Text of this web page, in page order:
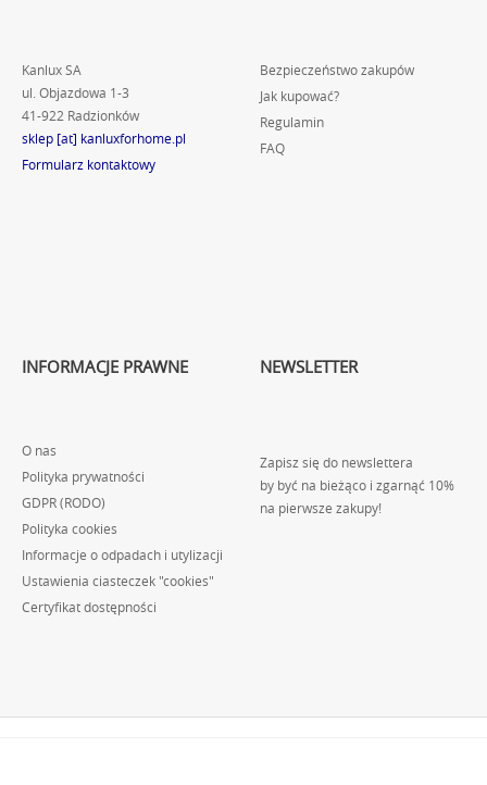
Kanlux SA
ul. Objazdowa 1-3
41-922 Radzionków
sklep [at] kanluxforhome.pl
Formularz kontaktowy
Bezpieczeństwo zakupów
Jak kupować?
Regulamin
FAQ
INFORMACJE PRAWNE
O nas
Polityka prywatności
GDPR (RODO)
Polityka cookies
Informacje o odpadach i utylizacji
Ustawienia ciasteczek "cookies"
Certyfikat dostępności
NEWSLETTER
Zapisz się do newslettera
by być na bieżąco i zgarnąć 10%
na pierwsze zakupy!